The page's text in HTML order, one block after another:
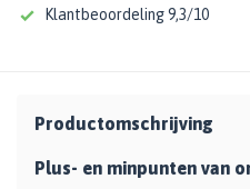
Klantbeoordeling 9,3/10
Productomschrijving
Plus- en minpunten van